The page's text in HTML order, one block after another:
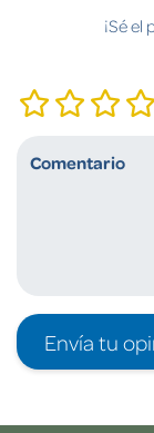
¡Sé
Envía tu